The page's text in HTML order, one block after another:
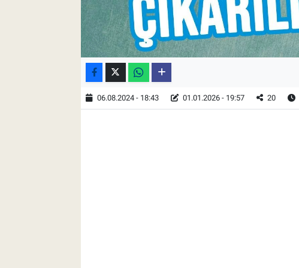
06.08.2024 - 18:43 01.01.2026 - 19:57 20